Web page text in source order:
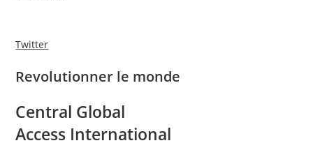
Twitter
Revolutionner le monde
Central Global
Access International